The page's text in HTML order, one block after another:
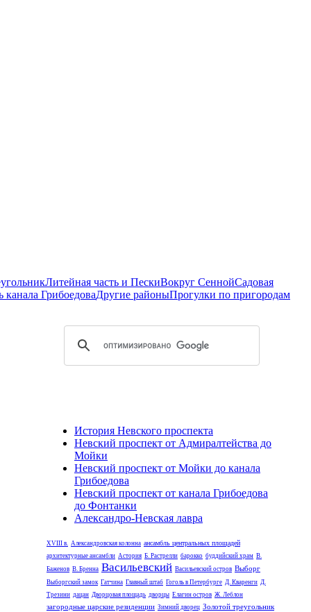
Литейная часть и ПескиВокруг СеннойСадовая
канала ГрибоедоваДругие районыПрогулки по пригородам
История Невского проспекта
Невский проспект от Адмиралтейства до
Мойки
Невский проспект от Мойки до канала
Грибоедова
Невский проспект от канала Грибоедова
до Фонтанки
Александро-Невская лавра
XVIII в. Александровская колонна ансамбль центральных площадей
архитектурные ансамбли Астория Б. Растрелли барокко буддийский храм В.
Баженов В. Бренна Васильевский Васильевский остров Выборг
Выборгский замок Гатчина Главный штаб Гоголь в Петербурге Д. Кваренги Д.
Трезини дацан Дворцовая площадь дворцы Елагин остров Ж. Леблон
загородные царские резиденции Зимний дворец Золотой треугольник